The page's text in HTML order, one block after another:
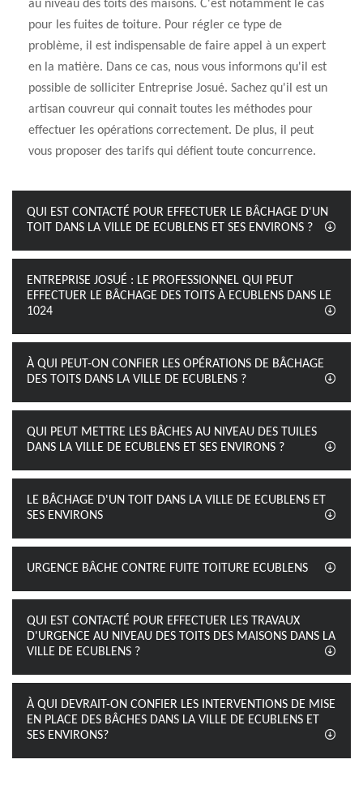
au niveau des toits des maisons. C'est notamment le cas
pour les fuites de toiture. Pour régler ce type de
problème, il est indispensable de faire appel à un expert
en la matière. Dans ce cas, nous vous informons qu'il est
possible de solliciter Entreprise Josué. Sachez qu'il est un
artisan couvreur qui connait toutes les méthodes pour
effectuer les opérations correctement. De plus, il peut
vous proposer des tarifs qui défient toute concurrence.
QUI EST CONTACTÉ POUR EFFECTUER LE BÂCHAGE D'UN
TOIT DANS LA VILLE DE ECUBLENS ET SES ENVIRONS ?
ENTREPRISE JOSUÉ : LE PROFESSIONNEL QUI PEUT
EFFECTUER LE BÂCHAGE DES TOITS À ECUBLENS DANS LE
1024
À QUI PEUT-ON CONFIER LES OPÉRATIONS DE BÂCHAGE
DES TOITS DANS LA VILLE DE ECUBLENS ?
QUI PEUT METTRE LES BÂCHES AU NIVEAU DES TUILES
DANS LA VILLE DE ECUBLENS ET SES ENVIRONS ?
LE BÂCHAGE D'UN TOIT DANS LA VILLE DE ECUBLENS ET
SES ENVIRONS
URGENCE BÂCHE CONTRE FUITE TOITURE ECUBLENS
QUI EST CONTACTÉ POUR EFFECTUER LES TRAVAUX
D'URGENCE AU NIVEAU DES TOITS DES MAISONS DANS LA
VILLE DE ECUBLENS ?
À QUI DEVRAIT-ON CONFIER LES INTERVENTIONS DE MISE
EN PLACE DES BÂCHES DANS LA VILLE DE ECUBLENS ET
SES ENVIRONS?